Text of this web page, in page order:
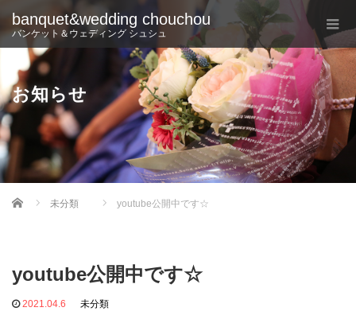
banquet&wedding chouchou
バンケット＆ウェディング シュシュ
お知らせ
Home 未分類 youtube公開中です☆
youtube公開中です☆
2021.04.6 未分類